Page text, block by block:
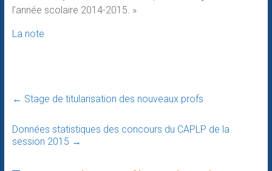
l’année scolaire 2014-2015. »
La note
← Stage de titularisation des nouveaux profs
Données statistiques des concours du CAPLP de la
session 2015 →